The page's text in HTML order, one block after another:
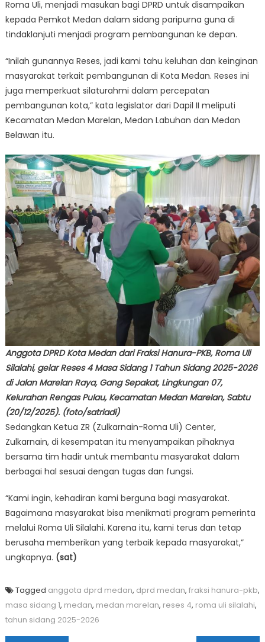
Roma Uli, menjadi masukan bagi DPRD untuk disampaikan
kepada Pemkot Medan dalam sidang paripurna guna di
tindaklanjuti menjadi program pembangunan ke depan.
“Inilah gunannya Reses, jadi kami tahu keluhan dan keinginan
masyarakat terkait pembangunan di Kota Medan. Reses ini
juga memperkuat silaturahmi dalam percepatan
pembangunan kota,” kata legislator dari Dapil II meliputi
Kecamatan Medan Marelan, Medan Labuhan dan Medan
Belawan itu.
Anggota DPRD Kota Medan dari Fraksi Hanura-PKB, Roma Uli
Silalahi, gelar Reses 4 Masa Sidang 1 Tahun Sidang 2025-2026
di Jalan Marelan Raya, Gang Sepakat, Lingkungan 07,
Kelurahan Rengas Pulau, Kecamatan Medan Marelan, Sabtu
(20/12/2025). (foto/satriadi)
Sedangkan Ketua ZR (Zulkarnain-Roma Uli) Center,
Zulkarnain, di kesempatan itu menyampaikan pihaknya
bersama tim hadir untuk membantu masyarakat dalam
berbagai hal sesuai dengan tugas dan fungsi.
“Kami ingin, kehadiran kami berguna bagi masyarakat.
Bagaimana masyarakat bisa menikmati program pemerinta
melalui Roma Uli Silalahi. Karena itu, kami terus dan tetap
berusaha memberikan yang terbaik kepada masyarakat,”
ungkapnya. (sat)
Tagged anggota dprd medan, dprd medan, fraksi hanura-pkb,
masa sidang 1, medan, medan marelan, reses 4, roma uli silalahi,
tahun sidang 2025-2026